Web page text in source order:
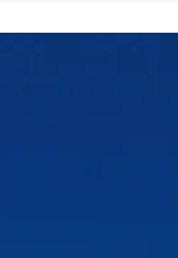
CARD
60 m /
85,1 mm x
Durée de vie de